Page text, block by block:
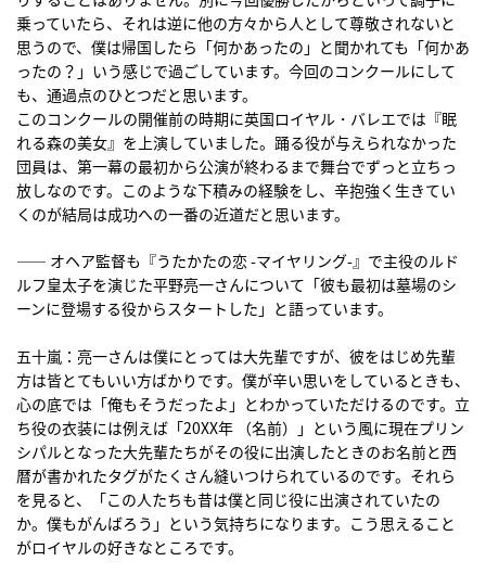
乗っていたら、それは逆に他の方々から人として尊敬されないと
思うので、僕は帰国したら「何かあったの」と聞かれても「何かあ
ったの？」いう感じで過ごしています。今回のコンクールにして
も、通過点のひとつだと思います。
このコンクールの開催前の時期に英国ロイヤル・バレエでは『眠
れる森の美女』を上演していました。踊る役が与えられなかった
団員は、第一幕の最初から公演が終わるまで舞台でずっと立ちっ
放しなのです。このような下積みの経験をし、辛抱強く生きてい
くのが結局は成功への一番の近道だと思います。
―― オヘア監督も『うたかたの恋 -マイヤリング-』で主役のルド
ルフ皇太子を演じた平野亮一さんについて「彼も最初は墓場のシ
ーンに登場する役からスタートした」と語っています。
五十嵐：亮一さんは僕にとっては大先輩ですが、彼をはじめ先輩
方は皆とてもいい方ばかりです。僕が辛い思いをしているときも、
心の底では「俺もそうだったよ」とわかっていただけるのです。立
ち役の衣装には例えば「20XX年 （名前）」という風に現在プリン
シパルとなった大先輩たちがその役に出演したときのお名前と西
暦が書かれたタグがたくさん縫いつけられているのです。それら
を見ると、「この人たちも昔は僕と同じ役に出演されていたの
か。僕もがんばろう」という気持ちになります。こう思えること
がロイヤルの好きなところです。